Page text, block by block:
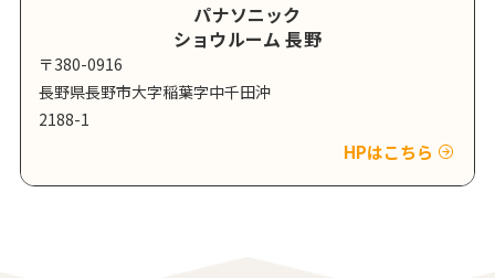
パナソニック
ショウルーム 長野
〒380-0916
長野県長野市大字稲葉字中千田沖
2188-1
HPはこちら